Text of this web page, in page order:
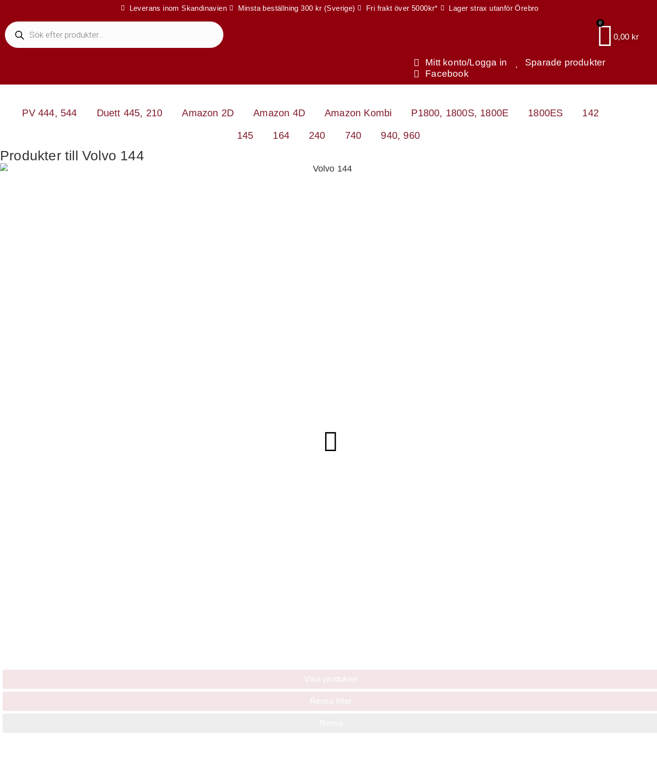
Leverans inom Skandinavien Minsta beställning 300 kr (Sverige) Fri frakt över 5000kr* Lager strax utanför Örebro
0,00 kr
0
Mitt konto/Logga in
Sparade produkter
Facebook
PV 444, 544 Duett 445, 210 Amazon 2D Amazon 4D Amazon Kombi P1800, 1800S, 1800E 1800ES 142
145 164 240 740 940, 960
Produkter till Volvo 144
Visa produkter
Rensa filter